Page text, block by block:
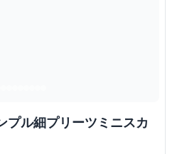
プル細プリーツミニスカ